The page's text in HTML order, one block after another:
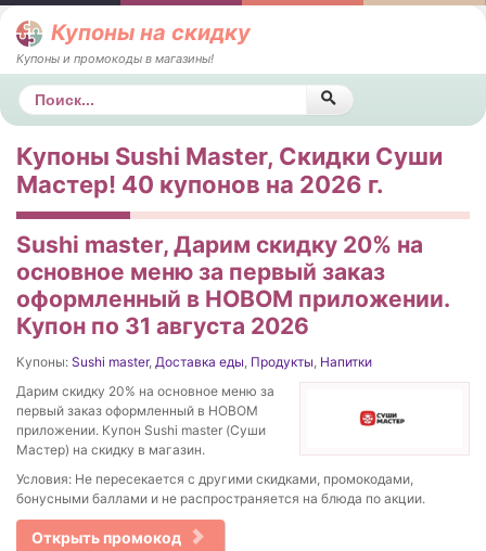
Купоны на скидку
Купоны и промокоды в магазины!
Поиск
Купоны Sushi Master, Скидки Суши
Мастер! 40 купонов на 2026 г.
Sushi master, Дарим скидку 20% на
основное меню за первый заказ
оформленный в НОВОМ приложении.
Купон по 31 августа 2026
Купоны: Sushi master, Доставка еды, Продукты, Напитки
Дарим скидку 20% на основное меню за
первый заказ оформленный в НОВОМ
приложении. Купон Sushi master (Суши
Мастер) на скидку в магазин.
Условия: Не пересекается с другими скидками, промокодами,
бонусными баллами и не распространяется на блюда по акции.
Открыть промокод